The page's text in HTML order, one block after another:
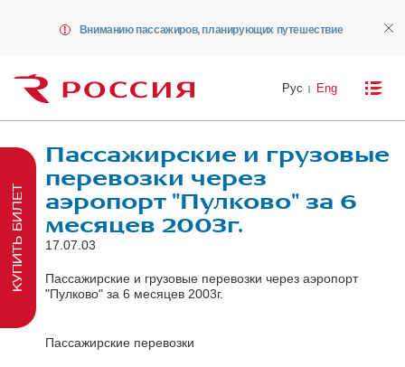
Вниманию пассажиров, планирующих путешествие
Рус Eng
Пассажирские и грузовые
перевозки через
аэропорт "Пулково" за 6
месяцев 2003г.
17.07.03
Пассажирские и грузовые перевозки через аэропорт
"Пулково" за 6 месяцев 2003г.
Пассажирские перевозки
КУПИТЬ БИЛЕТ